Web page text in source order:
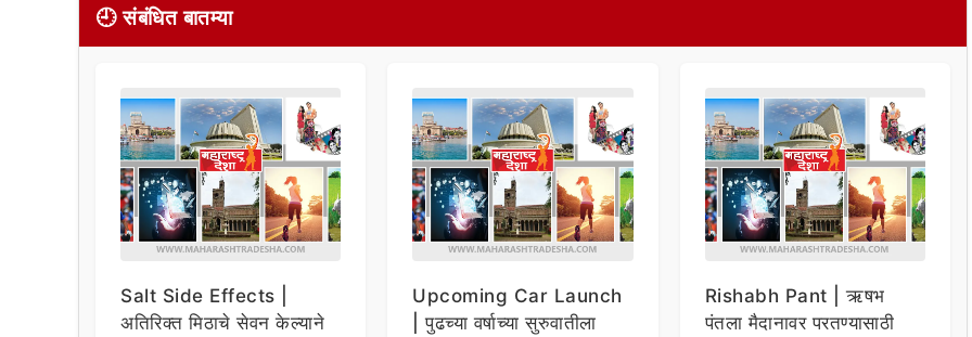
🕘 संबंधित बातम्या
Salt Side Effects |
अतिरिक्त मिठाचे सेवन केल्याने
Upcoming Car Launch
| पुढच्या वर्षाच्या सुरुवातीला
Rishabh Pant | ऋषभ
पंतला मैदानावर परतण्यासाठी